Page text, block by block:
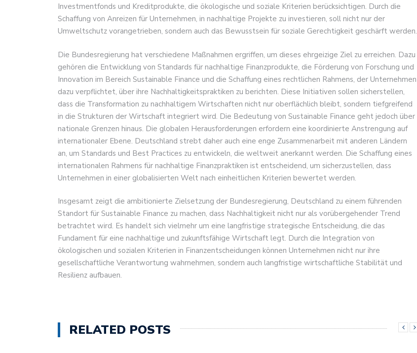
Investmentfonds und Kreditprodukte, die ökologische und soziale Kriterien berücksichtigen. Durch die
Schaffung von Anreizen für Unternehmen, in nachhaltige Projekte zu investieren, soll nicht nur der
Umweltschutz vorangetrieben, sondern auch das Bewusstsein für soziale Gerechtigkeit geschärft werden.
Die Bundesregierung hat verschiedene Maßnahmen ergriffen, um dieses ehrgeizige Ziel zu erreichen. Dazu
gehören die Entwicklung von Standards für nachhaltige Finanzprodukte, die Förderung von Forschung und
Innovation im Bereich Sustainable Finance und die Schaffung eines rechtlichen Rahmens, der Unternehmen
dazu verpflichtet, über ihre Nachhaltigkeitspraktiken zu berichten. Diese Initiativen sollen sicherstellen,
dass die Transformation zu nachhaltigem Wirtschaften nicht nur oberflächlich bleibt, sondern tiefgreifend
in die Strukturen der Wirtschaft integriert wird. Die Bedeutung von Sustainable Finance geht jedoch über
nationale Grenzen hinaus. Die globalen Herausforderungen erfordern eine koordinierte Anstrengung auf
internationaler Ebene. Deutschland strebt daher auch eine enge Zusammenarbeit mit anderen Ländern
an, um Standards und Best Practices zu entwickeln, die weltweit anerkannt werden. Die Schaffung eines
internationalen Rahmens für nachhaltige Finanzpraktiken ist entscheidend, um sicherzustellen, dass
Unternehmen in einer globalisierten Welt nach einheitlichen Kriterien bewertet werden.
Insgesamt zeigt die ambitionierte Zielsetzung der Bundesregierung, Deutschland zu einem führenden
Standort für Sustainable Finance zu machen, dass Nachhaltigkeit nicht nur als vorübergehender Trend
betrachtet wird. Es handelt sich vielmehr um eine langfristige strategische Entscheidung, die das
Fundament für eine nachhaltige und zukunftsfähige Wirtschaft legt. Durch die Integration von
ökologischen und sozialen Kriterien in Finanzentscheidungen können Unternehmen nicht nur ihre
gesellschaftliche Verantwortung wahrnehmen, sondern auch langfristige wirtschaftliche Stabilität und
Resilienz aufbauen.
RELATED POSTS